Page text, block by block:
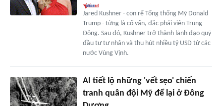
Jared Kushner - con rể Tổng thống Mỹ Donald
Trump - từng là cố vấn, đặc phái viên Trung
Đông. Sau đó, Kushner trở thành lãnh đạo quỹ
đầu tư tư nhân và thu hút nhiều tỷ USD từ các
nước Vùng Vịnh.
AI tiết lộ những 'vết sẹo' chiến
tranh quân đội Mỹ để lại ở Đông